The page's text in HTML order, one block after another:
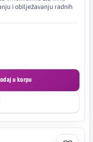
i obilježavanju radnih
u korpu